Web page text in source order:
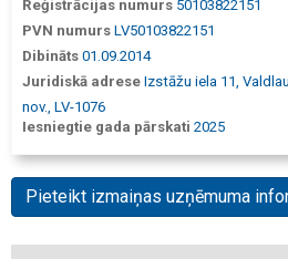
Reģistrācijas numurs 50103822151
PVN numurs LV50103822151
Dibināts 01.09.2014
Juridiskā adrese Izstāžu iela 11,
nov., LV-1076
Iesniegtie gada pārskati 2025
Pieteikt izmaiņas uzņēmuma